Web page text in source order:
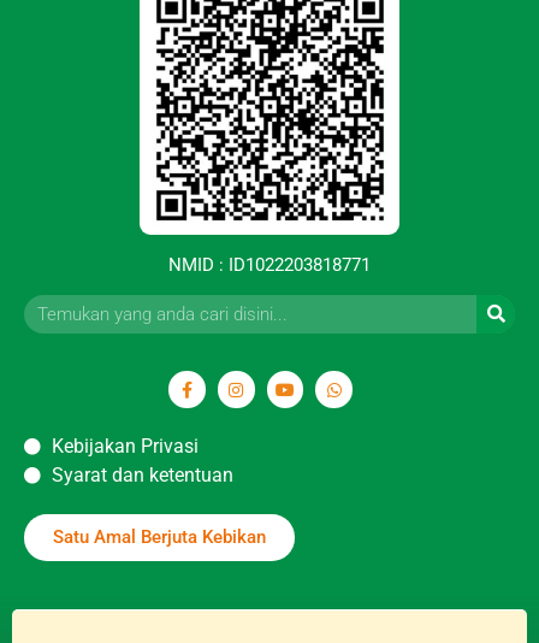
NMID : ID1022203818771
Kebijakan Privasi
Syarat dan ketentuan
Satu Amal Berjuta Kebikan